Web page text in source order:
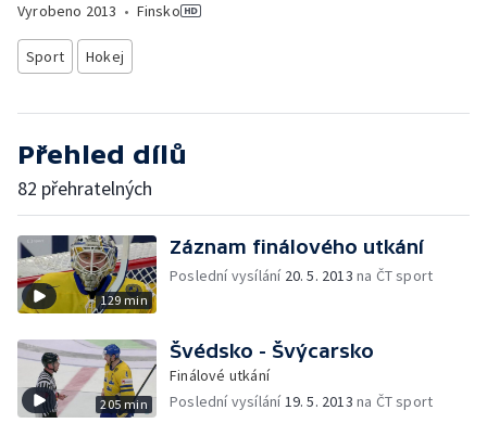
Vyrobeno 2013 • Finsko
Sport Hokej
Přehled dílů
82 přehratelných
129 min
Záznam finálového utkání
Poslední vysílání 20. 5. 2013 na ČT sport
205 min
Švédsko - Švýcarsko
Finálové utkání
Poslední vysílání19. 5. 2013 na ČT sport